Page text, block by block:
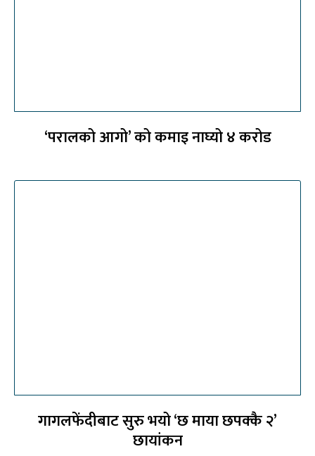
‘परालको आगो’ को कमाइ नाघ्यो ४ करोड
गागलफेंदीबाट सुरु भयो ‘छ माया छपक्कै २’
छायांकन